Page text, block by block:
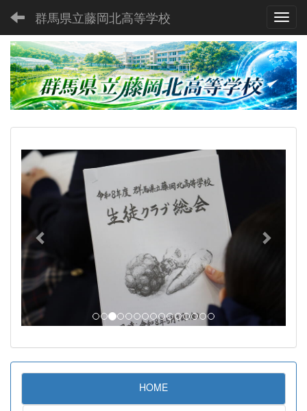
群馬県立藤岡北高等学校
p
r
e
o
u
s
n
HOME